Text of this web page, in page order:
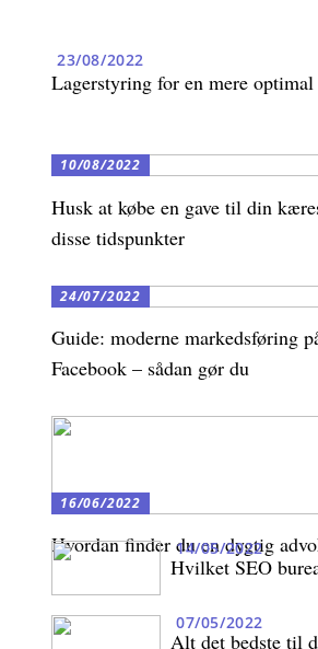
23/08/2022
Lagerstyring for en mere
10/08/2022
Husk at købe en gave til din
disse tidspunkter
24/07/2022
Guide: moderne markedsføring
Facebook – sådan gør du
16/06/2022
Hvordan finder du en dygtig
14/05/2022
Hvilket SEO
07/05/2022
Alt det bedste til